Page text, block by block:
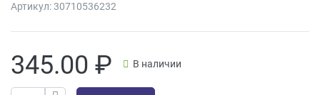
Артикул:30710536232
345.00 ₽ В наличии